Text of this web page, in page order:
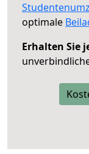
optimale
Erhalten Sie